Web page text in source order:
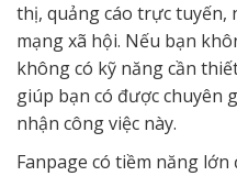
thị, quảng cáo trực tuyến,
mạng xã hội. Nếu bạn
không có kỹ năng cần
giúp bạn có được chuyên
nhận công việc này.
Fanpage có tiềm năng